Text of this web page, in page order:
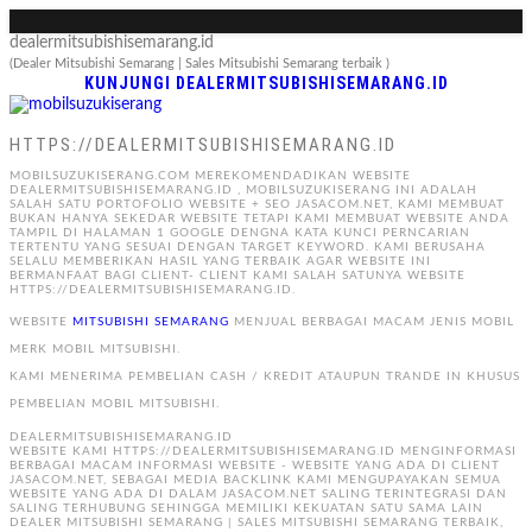
dealermitsubishisemarang.id
(Dealer Mitsubishi Semarang | Sales Mitsubishi Semarang terbaik )
KUNJUNGI DEALERMITSUBISHISEMARANG.ID
HTTPS://DEALERMITSUBISHISEMARANG.ID
MOBILSUZUKISERANG.COM MEREKOMENDADIKAN WEBSITE
DEALERMITSUBISHISEMARANG.ID , MOBILSUZUKISERANG INI ADALAH
SALAH SATU PORTOFOLIO WEBSITE + SEO JASACOM.NET, KAMI MEMBUAT
BUKAN HANYA SEKEDAR WEBSITE TETAPI KAMI MEMBUAT WEBSITE ANDA
TAMPIL DI HALAMAN 1 GOOGLE DENGNA KATA KUNCI PERNCARIAN
TERTENTU YANG SESUAI DENGAN TARGET KEYWORD. KAMI BERUSAHA
SELALU MEMBERIKAN HASIL YANG TERBAIK AGAR WEBSITE INI
BERMANFAAT BAGI CLIENT- CLIENT KAMI SALAH SATUNYA WEBSITE
HTTPS://DEALERMITSUBISHISEMARANG.ID.
WEBSITE MITSUBISHI SEMARANG MENJUAL BERBAGAI MACAM JENIS MOBIL
MERK MOBIL MITSUBISHI.
KAMI MENERIMA PEMBELIAN CASH / KREDIT ATAUPUN TRANDE IN KHUSUS
PEMBELIAN MOBIL MITSUBISHI.
DEALERMITSUBISHISEMARANG.ID
WEBSITE KAMI HTTPS://DEALERMITSUBISHISEMARANG.ID MENGINFORMASI
BERBAGAI MACAM INFORMASI WEBSITE - WEBSITE YANG ADA DI CLIENT
JASACOM.NET, SEBAGAI MEDIA BACKLINK KAMI MENGUPAYAKAN SEMUA
WEBSITE YANG ADA DI DALAM JASACOM.NET SALING TERINTEGRASI DAN
SALING TERHUBUNG SEHINGGA MEMILIKI KEKUATAN SATU SAMA LAIN
DEALER MITSUBISHI SEMARANG | SALES MITSUBISHI SEMARANG TERBAIK,